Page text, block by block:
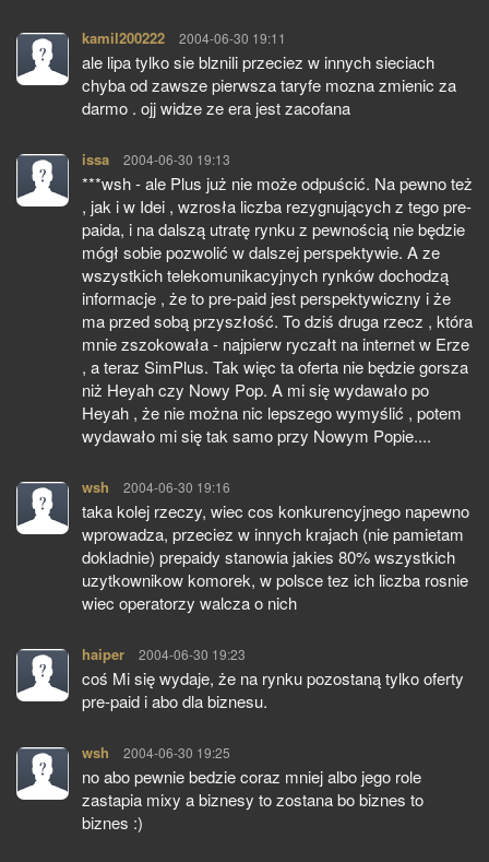
kamil200222 pisze:
2004-06-30 19:11
ale lipa tylko sie blznili przeciez w innych sieciach
chyba od zawsze pierwsza taryfe mozna zmienic za
darmo . ojj widze ze era jest zacofana
issa pisze:
2004-06-30 19:13
***wsh - ale Plus już nie może odpuścić. Na pewno też
, jak i w Idei , wzrosła liczba rezygnujących z tego pre-
paida, i na dalszą utratę rynku z pewnością nie będzie
mógł sobie pozwolić w dalszej perspektywie. A ze
wszystkich telekomunikacyjnych rynków dochodzą
informacje , że to pre-paid jest perspektywiczny i że
ma przed sobą przyszłość. To dziś druga rzecz , która
mnie zszokowała - najpierw ryczałt na internet w Erze
, a teraz SimPlus. Tak więc ta oferta nie będzie gorsza
niż Heyah czy Nowy Pop. A mi się wydawało po
Heyah , że nie można nic lepszego wymyślić , potem
wydawało mi się tak samo przy Nowym Popie....
wsh pisze:
2004-06-30 19:16
taka kolej rzeczy, wiec cos konkurencyjnego napewno
wprowadza, przeciez w innych krajach (nie pamietam
dokladnie) prepaidy stanowia jakies 80% wszystkich
uzytkownikow komorek, w polsce tez ich liczba rosnie
wiec operatorzy walcza o nich
haiper pisze:
2004-06-30 19:23
coś Mi się wydaje, że na rynku pozostaną tylko oferty
pre-paid i abo dla biznesu.
wsh pisze:
2004-06-30 19:25
no abo pewnie bedzie coraz mniej albo jego role
zastapia mixy a biznesy to zostana bo biznes to
biznes :)